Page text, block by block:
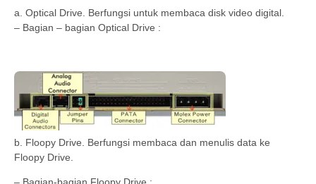
a. Optical Drive. Berfungsi untuk membaca disk video digital.
– Bagian – bagian Optical Drive :
b. Floopy Drive. Berfungsi membaca dan menulis data ke
Floopy Drive.
– Bagian-bagian Floopy Drive :